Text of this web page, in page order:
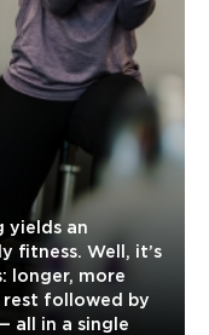
yields an
fitness. Well, it’s
longer, more
rest followed by
all in a single